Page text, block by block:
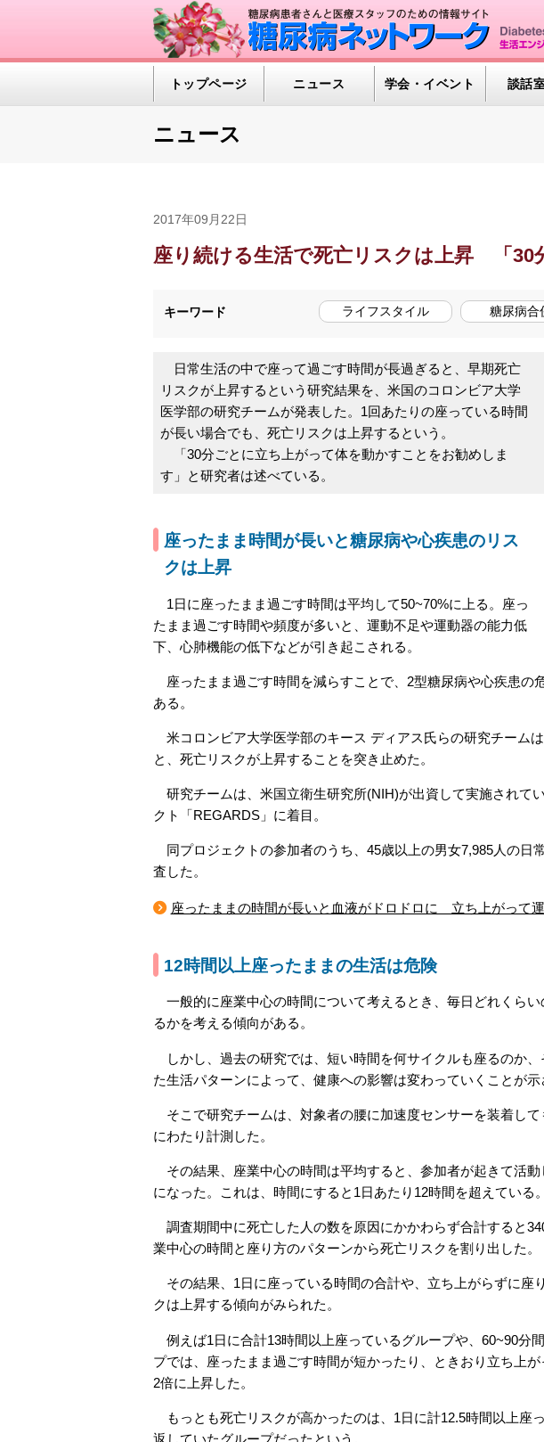
トップページ ニュース 学会・イベント 談話
ニュース
2017年09月22日
座り続ける生活で死亡リスクは上昇 「30
キーワード ライフスタイル 糖尿病合
日常生活の中で座って過ごす時間が長過ぎると、早期死亡
リスクが上昇するという研究結果を、米国のコロンビア大学
医学部の研究チームが発表した。1回あたりの座っている時間
が長い場合でも、死亡リスクは上昇するという。
「30分ごとに立ち上がって体を動かすことをお勧めしま
す」と研究者は述べている。
座ったまま時間が長いと糖尿病や心疾患のリス
クは上昇
1日に座ったまま過ごす時間は平均して50~70%に上る。座っ
たまま過ごす時間や頻度が多いと、運動不足や運動器の能力低
下、心肺機能の低下などが引き起こされる。
座ったまま過ごす時間を減らすことで、2型糖尿病や心疾患の
ある。
米コロンビア大学医学部のキース ディアス氏らの研究チーム
と、死亡リスクが上昇することを突き止めた。
研究チームは、米国立衛生研究所(NIH)が出資して実施されて
クト「REGARDS」に着目。
同プロジェクトの参加者のうち、45歳以上の男女7,985人の日
査した。
座ったままの時間が長いと血液がドロドロに 立ち上がって
12時間以上座ったままの生活は危険
一般的に座業中心の時間について考えるとき、毎日どれくら
るかを考える傾向がある。
しかし、過去の研究では、短い時間を何サイクルも座るのか
た生活パターンによって、健康への影響は変わっていくことが示
そこで研究チームは、対象者の腰に加速度センサーを装着し
にわたり計測した。
その結果、座業中心の時間は平均すると、参加者が起きて活
になった。これは、時間にすると1日あたり12時間を超えている。
調査期間中に死亡した人の数を原因にかかわらず合計すると
業中心の時間と座り方のパターンから死亡リスクを割り出した。
その結果、1日に座っている時間の合計や、立ち上がらずに座
クは上昇する傾向がみられた。
例えば1日に合計13時間以上座っているグループや、60~90分
プでは、座ったまま過ごす時間が短かったり、ときおり立ち上
2倍に上昇した。
もっとも死亡リスクが高かったのは、1日に計12.5時間以上座
返していたグループだったという。